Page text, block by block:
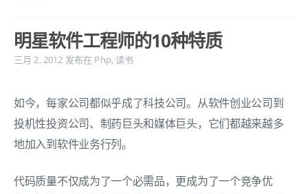
明星软件工程师的10种特质
三月 2, 2012 发布在 Php,读书
如今，每家公司都似乎成了科技公司。从软件创业公司到
投机性投资公司、制药巨头和媒体巨头，它们都越来越多
地加入到软件业务行列。
代码质量不仅成为了一个必需品，更成为了一个竞争优